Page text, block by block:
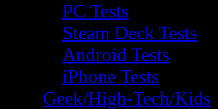
PC Tests
Steam Deck Tests
Android Tests
iPhone Tests
Geek/High-Tech/Kids